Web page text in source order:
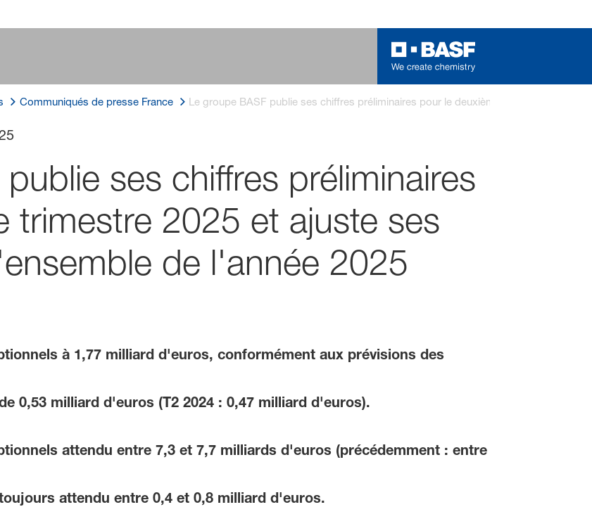
Communiqués de presse France Le groupe BASF publie ses chiffres préliminaires pour le deuxième trimestre 2025
ses chiffres préliminaires
trimestre 2025 et ajuste ses
de l'année 2025
à 1,77 milliard d'euros, conformément aux prévisions des
0,53 milliard d'euros (T2 2024 : 0,47 milliard d'euros).
attendu entre 7,3 et 7,7 milliards d'euros (précédemment : entre
attendu entre 0,4 et 0,8 milliard d'euros.